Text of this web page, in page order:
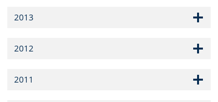
2013
2012
2011